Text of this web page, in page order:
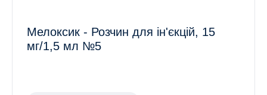
Мелоксик - Розчин для ін'єкцій, 15
мг/1,5 мл №5